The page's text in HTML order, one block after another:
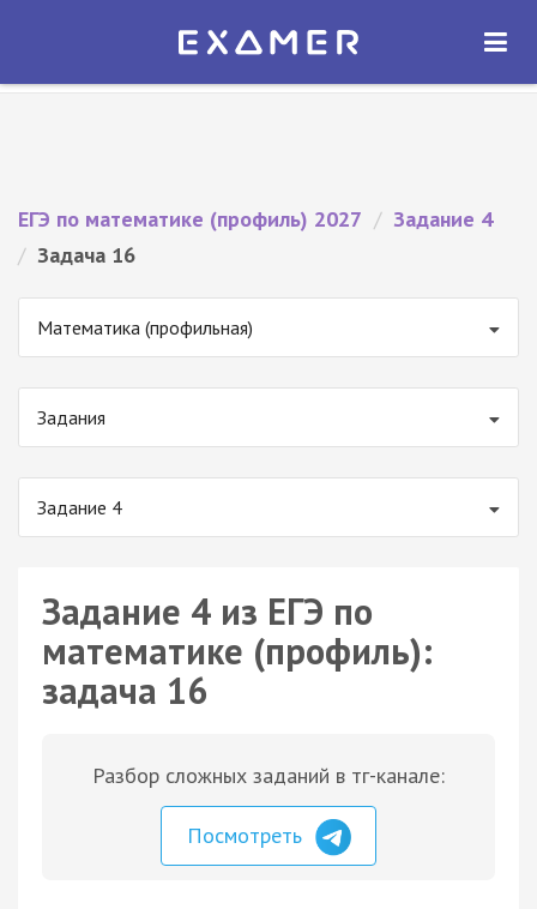
Экзамер — ЕГЭ 2027
ОТКРЫТЬ
ЕГЭ по математике (профиль) 2027 / Задание 4
/ Задача 16
Математика (профильная)
Задания
Задание 4
Задание 4 из ЕГЭ по
математике (профиль):
задача 16
Разбор сложных заданий в тг-канале:
Посмотреть